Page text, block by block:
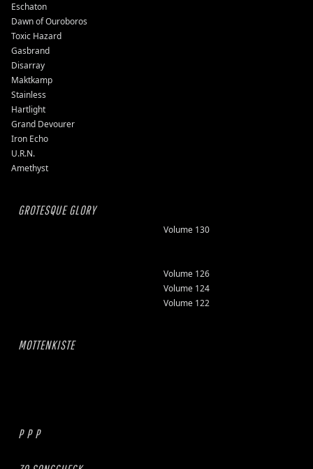
Eschaton
Dawn of Ouroboros
Toxic Hazard
Gasbrand
Disarray
Maktkamp
Stainless
Hartlight
Grand Devourer
Iron Echo
U.R.N.
Amethyst
GROTESQUE GLORY
Volume 130
Volume 126
Volume 124
Volume 122
MOTTENKISTE
P P P